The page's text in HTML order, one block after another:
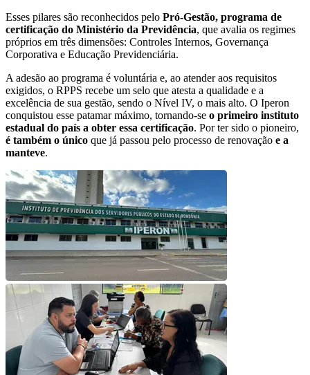
Esses pilares são reconhecidos pelo Pró-Gestão, programa de
certificação do Ministério da Previdência, que avalia os regimes
próprios em três dimensões: Controles Internos, Governança
Corporativa e Educação Previdenciária.
A adesão ao programa é voluntária e, ao atender aos requisitos
exigidos, o RPPS recebe um selo que atesta a qualidade e a
excelência de sua gestão, sendo o Nível IV, o mais alto. O Iperon
conquistou esse patamar máximo, tornando-se o primeiro instituto
estadual do país a obter essa certificação. Por ter sido o pioneiro,
é também o único que já passou pelo processo de renovação e a
manteve.